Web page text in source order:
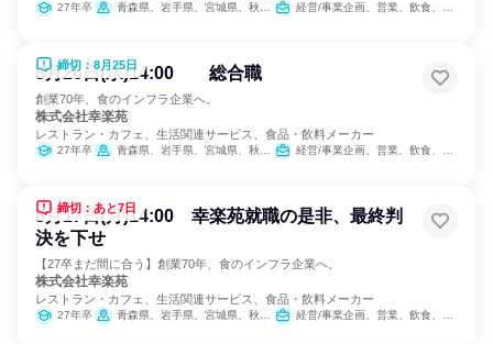
27年卒 青森県、岩手県、宮城県、秋田県、山形県、福島県、茨城県、栃木県、群馬県、埼玉県、千葉県、東京都、神奈川県、新潟県、山梨県、長野県、静岡県 経営/事業企画、営業、飲食、小売販売/流通、製造・生産工程、SCM/生産管理/購買/物流、人事、広報/IR、商品企画、マーケティング・広告・宣伝、カスタマーサクセス
締切：8月25日
8月26日(水)14:00 総合職
創業70年、食のインフラ企業へ。
株式会社幸楽苑
レストラン・カフェ、生活関連サービス、食品・飲料メーカー
27年卒 青森県、岩手県、宮城県、秋田県、山形県、福島県、茨城県、栃木県、群馬県、埼玉県、千葉県、東京都、神奈川県、新潟県、山梨県、長野県、静岡県 経営/事業企画、営業、飲食、小売販売/流通、製造・生産工程、SCM/生産管理/購買/物流、人事、広報/IR、商品企画、マーケティング・広告・宣伝、カスタマーサクセス
締切：あと7日
8月17日(月)14:00 幸楽苑就職の是非、最終判
決を下せ
【27卒まだ間に合う】創業70年、食のインフラ企業へ。
株式会社幸楽苑
レストラン・カフェ、生活関連サービス、食品・飲料メーカー
27年卒 青森県、岩手県、宮城県、秋田県、山形県、福島県、茨城県、栃木県、群馬県、埼玉県、千葉県、東京都、神奈川県、新潟県、山梨県、長野県、静岡県 経営/事業企画、営業、飲食、小売販売/流通、製造・生産工程、SCM/生産管理/購買/物流、人事、広報/IR、商品企画、マーケティング・広告・宣伝、カスタマーサクセス